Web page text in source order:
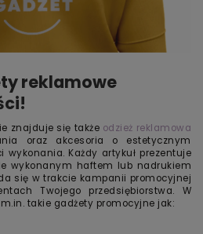
reklamowe
znajduje się także odzież reklamowa
oraz akcesoria o estetycznym
Każdy artykuł prezentuje
wykonanym haftem lub nadrukiem
się w trakcie kampanii promocyjnej
Twojego przedsiębiorstwa. W
takie gadżety promocyjne jak: